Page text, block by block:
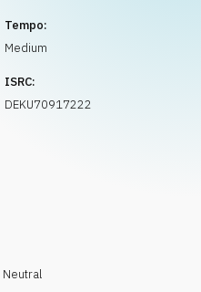
Tempo:
Medium
ISRC:
DEKU70917222
Neutral